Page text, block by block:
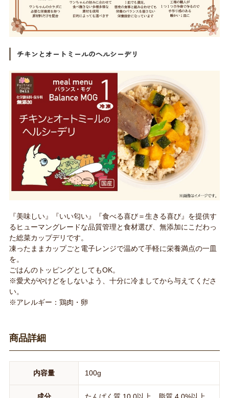
チキンとオートミールのヘルシーデリ
『美味しい』『いい匂い』『食べる喜び＝生きる喜び』を提供す
るヒューマングレードな品質管理と食材選び、無添加にこだわっ
た総菜カップデリです。
凍ったままカップごと電子レンジで温めて手軽に栄養満点の一皿
を。
ごはんのトッピングとしてもOK。
※愛犬がやけどをしないよう、十分に冷ましてから与えてくださ
い。
※アレルギー：鶏肉・卵
商品詳細
内容量 100g